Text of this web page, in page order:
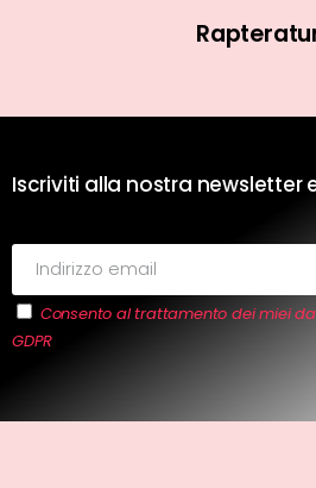
Iscriviti alla nostra newsletter
Consento al trattamento dei miei
GDPR